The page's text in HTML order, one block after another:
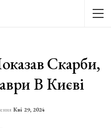
Скарби,
В Києві
Кві 29, 2024